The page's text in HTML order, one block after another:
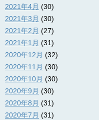
2021年4月 (30)
2021年3月 (30)
2021年2月 (27)
2021年1月 (31)
2020年12月 (32)
2020年11月 (30)
2020年10月 (30)
2020年9月 (30)
2020年8月 (31)
2020年7月 (31)